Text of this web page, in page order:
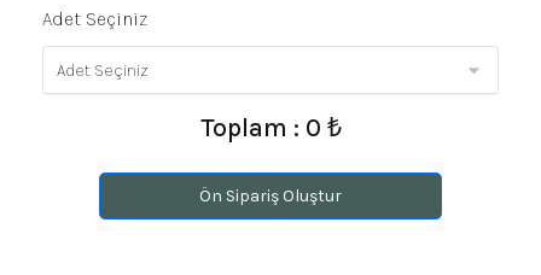
Adet Seçiniz
Toplam : 0 ₺
Ön Sipariş Oluştur